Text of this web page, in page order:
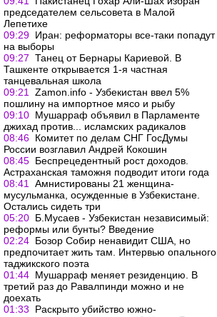
председателем сельсовета в Малой
Лепетихе
09:29 Иран: реформаторы все-таки попадут
на выборы
09:27 Танец от Бернары Кариевой. В
Ташкенте открывается 1-я частная
танцевальная школа
09:21
Zamon.info - Узбекистан ввел 5%
пошлину на импортное мясо и рыбу
09:10 Мушарраф объявил в Парламенте
джихад против... исламских радикалов
08:46 Комитет по делам СНГ ГосДумы
России возглавил Андрей Кокошин
08:45 Беспрецедентный рост доходов.
Астраханская таможня подводит итоги года
08:41
Амнистированы 21 женщина-
мусульманка, осужденные в Узбекистане.
Остались сидеть три
05:20 Б.Мусаев - Узбекистан независимый:
реформы или бунты? Введение
02:24 Бозор Собир ненавидит США, но
предпочитает жить там. Интервью опального
таджикского поэта
01:44 Мушарраф меняет резиденцию. В
третий раз до Равалпинди можно и не
доехать
01:33
Раскрыто убийство южно-